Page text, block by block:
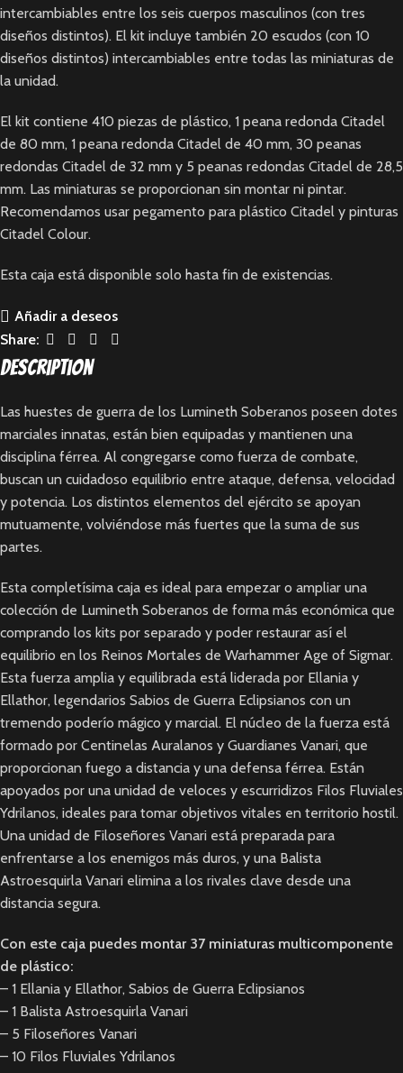
intercambiables entre los seis cuerpos masculinos (con tres
diseños distintos). El kit incluye también 20 escudos (con 10
diseños distintos) intercambiables entre todas las miniaturas de
la unidad.
El kit contiene 410 piezas de plástico, 1 peana redonda Citadel
de 80 mm, 1 peana redonda Citadel de 40 mm, 30 peanas
redondas Citadel de 32 mm y 5 peanas redondas Citadel de 28,5
mm. Las miniaturas se proporcionan sin montar ni pintar.
Recomendamos usar pegamento para plástico Citadel y pinturas
Citadel Colour.
Esta caja está disponible solo hasta fin de existencias.
Añadir a deseos
Share:
Description
Las huestes de guerra de los Lumineth Soberanos poseen dotes
marciales innatas, están bien equipadas y mantienen una
disciplina férrea. Al congregarse como fuerza de combate,
buscan un cuidadoso equilibrio entre ataque, defensa, velocidad
y potencia. Los distintos elementos del ejército se apoyan
mutuamente, volviéndose más fuertes que la suma de sus
partes.
Esta completísima caja es ideal para empezar o ampliar una
colección de Lumineth Soberanos de forma más económica que
comprando los kits por separado y poder restaurar así el
equilibrio en los Reinos Mortales de Warhammer Age of Sigmar.
Esta fuerza amplia y equilibrada está liderada por Ellania y
Ellathor, legendarios Sabios de Guerra Eclipsianos con un
tremendo poderío mágico y marcial. El núcleo de la fuerza está
formado por Centinelas Auralanos y Guardianes Vanari, que
proporcionan fuego a distancia y una defensa férrea. Están
apoyados por una unidad de veloces y escurridizos Filos Fluviales
Ydrilanos, ideales para tomar objetivos vitales en territorio hostil.
Una unidad de Filoseñores Vanari está preparada para
enfrentarse a los enemigos más duros, y una Balista
Astroesquirla Vanari elimina a los rivales clave desde una
distancia segura.
Con este caja puedes montar 37 miniaturas multicomponente
de plástico:
– 1 Ellania y Ellathor, Sabios de Guerra Eclipsianos
– 1 Balista Astroesquirla Vanari
– 5 Filoseñores Vanari
– 10 Filos Fluviales Ydrilanos